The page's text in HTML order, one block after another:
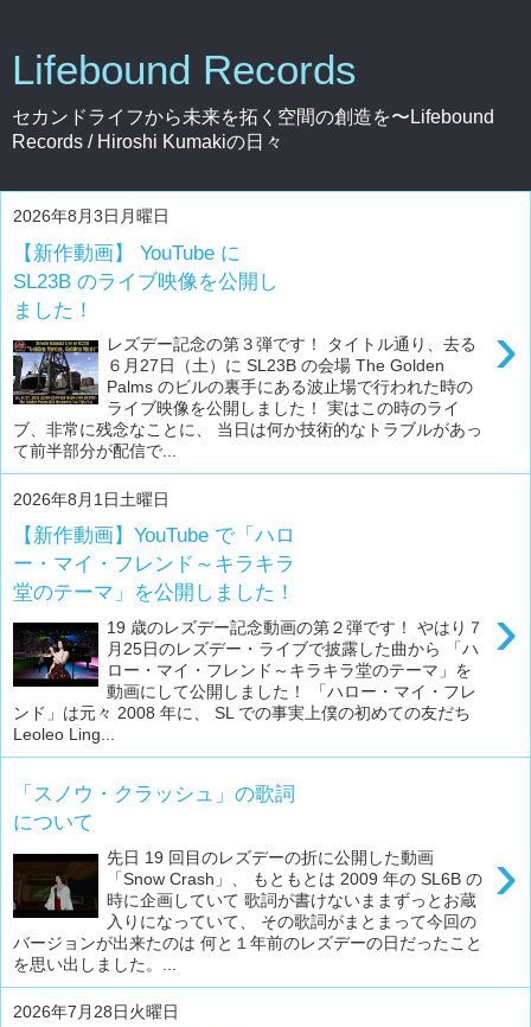
Lifebound Records
セカンドライフから未来を拓く空間の創造を〜Lifebound
Records / Hiroshi Kumakiの日々
2026年8月3日月曜日
【新作動画】 YouTube に
SL23B のライブ映像を公開し
ました！
›
レズデー記念の第３弾です！ タイトル通り、去る
６月27日（土）に SL23B の会場 The Golden
Palms のビルの裏手にある波止場で行われた時の
ライブ映像を公開しました！ 実はこの時のライ
ブ、非常に残念なことに、 当日は何か技術的なトラブルがあっ
て前半部分が配信で...
2026年8月1日土曜日
【新作動画】YouTube で「ハロ
ー・マイ・フレンド～キラキラ
堂のテーマ」を公開しました！
›
19 歳のレズデー記念動画の第２弾です！ やはり７
月25日のレズデー・ライブで披露した曲から 「ハ
ロー・マイ・フレンド～キラキラ堂のテーマ」を
動画にして公開しました！ 「ハロー・マイ・フレ
ンド」は元々 2008 年に、 SL での事実上僕の初めての友だち
Leoleo Ling...
「スノウ・クラッシュ」の歌詞
について
›
先日 19 回目のレズデーの折に公開した動画
「Snow Crash」、 もともとは 2009 年の SL6B の
時に企画していて 歌詞が書けないままずっとお蔵
入りになっていて、 その歌詞がまとまって今回の
バージョンが出来たのは 何と１年前のレズデーの日だったこと
を思い出しました。...
2026年7月28日火曜日